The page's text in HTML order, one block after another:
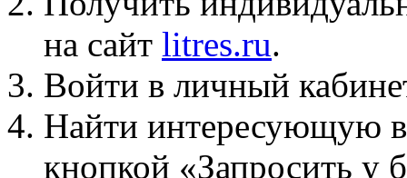
на сайт litres.ru.
Войти в личный
Найти интересующую
кнопкой «Запросить у